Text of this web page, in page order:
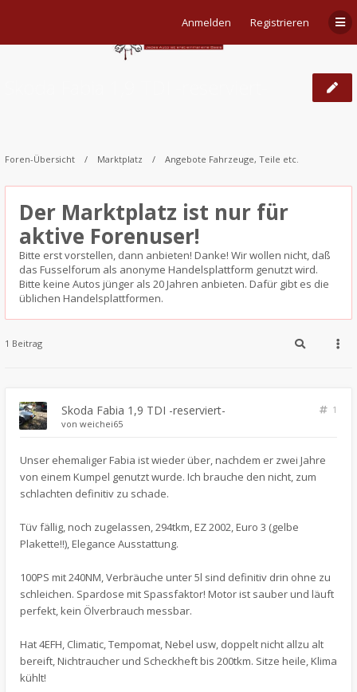
Anmelden Registrieren
Foren-Übersicht Marktplatz Angebote Fahrzeuge, Teile etc.
Der Marktplatz ist nur für
aktive Forenuser!
Bitte erst vorstellen, dann anbieten! Danke! Wir wollen nicht, daß
das Fusselforum als anonyme Handelsplattform genutzt wird.
Bitte keine Autos jünger als 20 Jahren anbieten. Dafür gibt es die
üblichen Handelsplattformen.
1 Beitrag
Skoda Fabia 1,9 TDI -reserviert-
1
von weichei65
Unser ehemaliger Fabia ist wieder über, nachdem er zwei Jahre
von einem Kumpel genutzt wurde. Ich brauche den nicht, zum
schlachten definitiv zu schade.
Tüv fällig, noch zugelassen, 294tkm, EZ 2002, Euro 3 (gelbe
Plakette!!), Elegance Ausstattung.
100PS mit 240NM, Verbräuche unter 5l sind definitiv drin ohne zu
schleichen. Spardose mit Spassfaktor! Motor ist sauber und läuft
perfekt, kein Ölverbrauch messbar.
Hat 4EFH, Climatic, Tempomat, Nebel usw, doppelt nicht allzu alt
bereift, Nichtraucher und Scheckheft bis 200tkm. Sitze heile, Klima
kühlt!